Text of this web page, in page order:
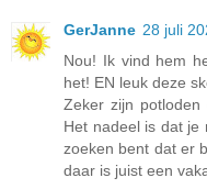
GerJanne 28 juli
Nou! Ik vind hem
het! EN leuk deze
Zeker zijn potloden
Het nadeel is dat je
zoeken bent dat er
daar is juist een